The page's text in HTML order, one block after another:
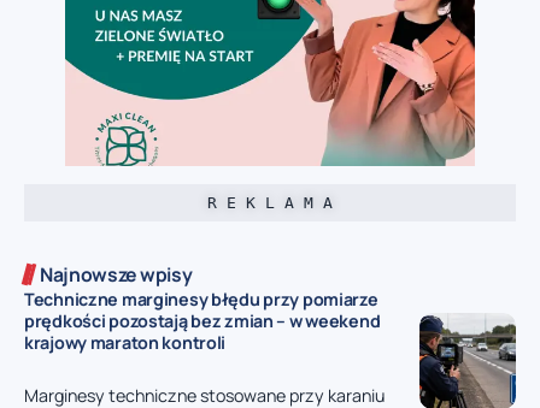
R E K L A M A
Najnowsze wpisy
Techniczne marginesy błędu przy pomiarze
prędkości pozostają bez zmian – w weekend
krajowy maraton kontroli
Marginesy techniczne stosowane przy karaniu